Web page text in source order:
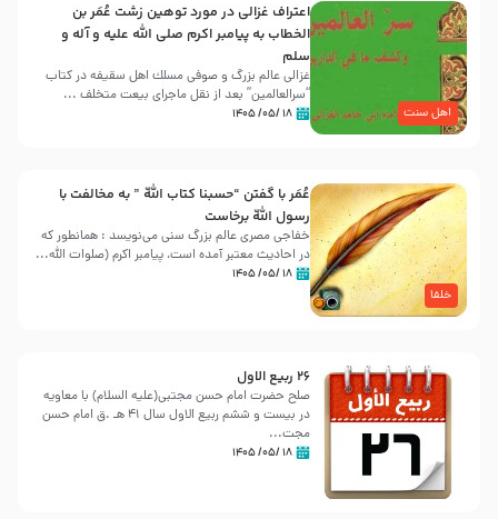
اهل سنت
اعتراف غزالی در مورد توهین زشت عُمَر بن
الخطاب به پیامبر اکرم صلی الله علیه و آله و
سلم
غزالی عالم بزرگ و صوفی مسلك اهل سقيفه در کتاب
“سرالعالمین” بعد از نقل ماجرای بیعت متخلف ...
۱۸ /۰۵/ ۱۴۰۵
خلفا
عُمَر با گفتن “حسبنا كتاب اللّه ” به مخالفت با
رسول اللّه برخاست
خفاجی مصری عالم بزرگ سنی می‌نویسد : همانطور که
در احادیث معتبر آمده است، پیامبر اکرم (صلوات اللّه...
۱۸ /۰۵/ ۱۴۰۵
26 ربيع الاول
صلح حضرت امام حسن مجتبی(علیه السلام) با معاویه
در بیست و ششم ربیع الاول سال 41 هـ .ق امام حسن
مجت...
۱۸ /۰۵/ ۱۴۰۵